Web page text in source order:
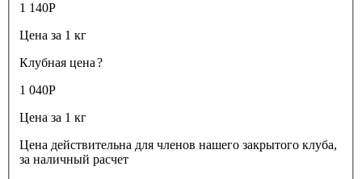
1 140Р
Цена за 1 кг
Клубная цена?
1 040Р
Цена за 1 кг
Цена действительна для членов нашего закрытого клуба,
за наличный расчет